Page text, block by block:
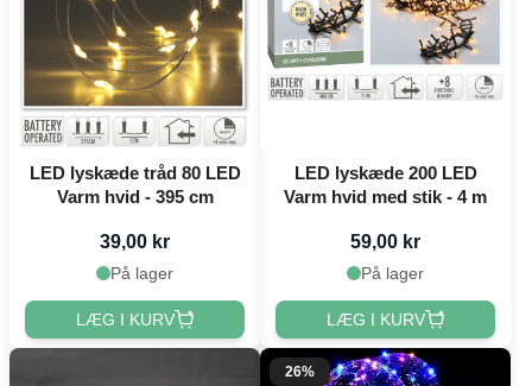
LED lyskæde tråd 80 LED
Varm hvid - 395 cm
39,00 kr
På lager
LÆG I KURV
LED lyskæde 200 LED
Varm hvid med stik - 4 m
59,00 kr
På lager
LÆG I KURV
26%